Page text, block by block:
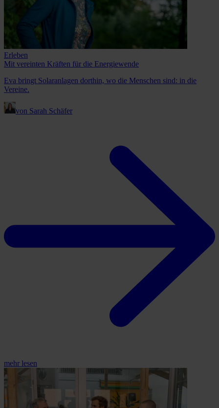
Erleben
Mit vereinten Kräften für die Energiewende
Eva bringt Solaranlagen dorthin, wo die Menschen sind: in die
Vereine.
von Sarah Schäfer
mehr lesen